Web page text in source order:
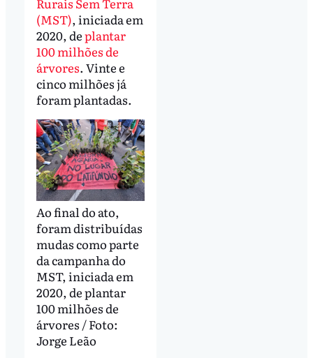
(MST), iniciada em
2020, deplantar
100 milhões de
árvores. Vinte e
cinco milhões já
foram plantadas.
Ao final do ato,
foram distribuídas
mudas como parte
da campanha do
MST, iniciada em
2020, de plantar
100 milhões de
árvores / Foto:
Jorge Leão